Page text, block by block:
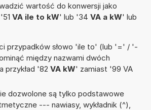
wartość do konwersji jako
VA ile to kW' lub '34 VA a kW' lub
przypadków słowo 'ile to' (lub '=' / '-
między nazwami dwóch
przykład '82 VA kW' zamiast '99 VA
dozwolone są tylko podstawowe
--- nawiasy, wykładnik (^),